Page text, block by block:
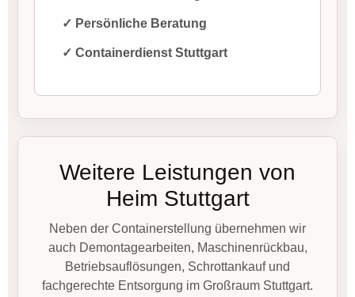
✓ Persönliche Beratung
✓ Containerdienst Stuttgart
Weitere Leistungen von
Heim Stuttgart
Neben der Containerstellung übernehmen wir
auch Demontagearbeiten, Maschinenrückbau,
Betriebsauflösungen, Schrottankauf und
fachgerechte Entsorgung im Großraum Stuttgart.